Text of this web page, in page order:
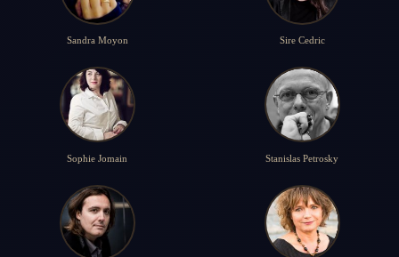
Sandra Moyon Sire Cedric
Sophie Jomain Stanislas Petrosky